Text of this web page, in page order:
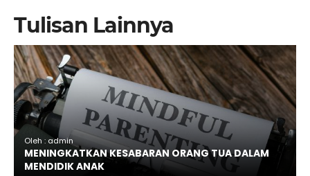
Tulisan Lainnya
Oleh : admin
MENINGKATKAN KESABARAN ORANG TUA DALAM
MENDIDIK ANAK